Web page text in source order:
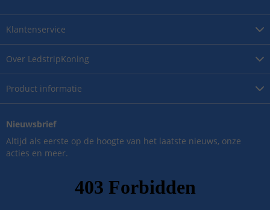
Over LedstripKoning
Product informatie
Klantenservice
Nieuwsbrief
Altijd als eerste op de hoogte van het laatste nieuws, onze
acties en meer.